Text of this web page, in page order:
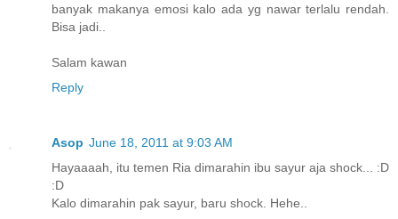
banyak makanya emosi kalo ada yg nawar terlalu rendah.
Bisa jadi..
Salam kawan
Reply
Asop June 18, 2011 at 9:03 AM
Hayaaaah, itu temen Ria dimarahin ibu sayur aja shock... :D
:D
Kalo dimarahin pak sayur, baru shock. Hehe..